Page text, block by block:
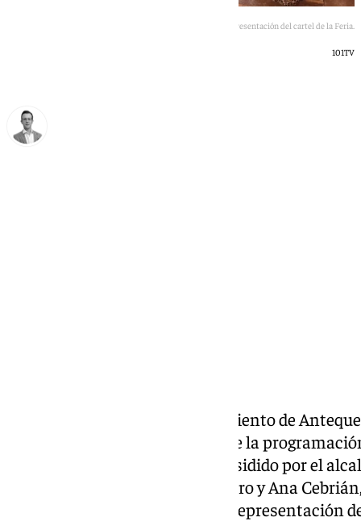
Presentación del cartel de la Feria.
101TV
El Salón de Plenos del Ayuntamiento de
oficial del cartel anunciador y de la
Primavera 2026, en un acto presidido por el
tenientes de alcalde Elena Melero y Ana
participación de Diego Vela en representación